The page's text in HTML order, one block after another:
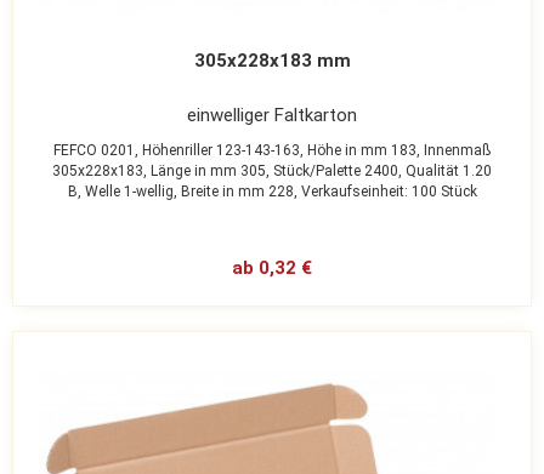
305x228x183 mm
einwelliger Faltkarton
FEFCO 0201, Höhenriller 123-143-163, Höhe in mm 183, Innenmaß
305x228x183, Länge in mm 305, Stück/Palette 2400, Qualität 1.20
B, Welle 1-wellig, Breite in mm 228, Verkaufseinheit: 100 Stück
ab 0,32 €